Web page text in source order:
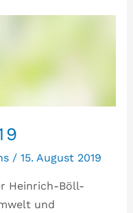
/ 15. August 2019
Heinrich-Böll-
und